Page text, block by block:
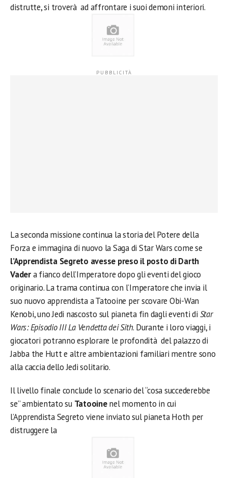
distrutte, si troverà ad affrontare i suoi demoni interiori.
La seconda missione continua la storia del Potere della
Forza e immagina di nuovo la Saga di Star Wars come se
l’Apprendista Segreto avesse preso il posto di Darth
Vadera fianco dell’Imperatore dopo gli eventi del gioco
originario. La trama continua con l’Imperatore che invia il
suo nuovo apprendista a Tatooine per scovare Obi-Wan
Kenobi, uno Jedi nascosto sul pianeta fin dagli eventi di Star
Wars: Episodio III La Vendetta dei Sith. Durante i loro viaggi, i
giocatori potranno esplorare le profondità del palazzo di
Jabba the Hutt e altre ambientazioni familiari mentre sono
alla caccia dello Jedi solitario.
Il livello finale conclude lo scenario del “cosa succederebbe
se” ambientato su Tatooinenel momento in cui
l’Apprendista Segreto viene inviato sul pianeta Hoth per
distruggere la